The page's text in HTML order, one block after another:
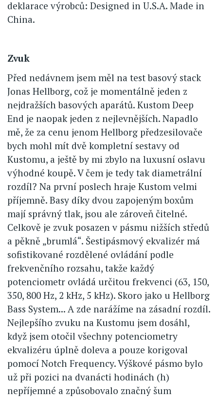
deklarace výrobců: Designed in U.S.A. Made in
China.
Zvuk
Před nedávnem jsem měl na test basový stack
Jonas Hellborg, což je momentálně jeden z
nejdražších basových aparátů. Kustom Deep
End je naopak jeden z nejlevnějších. Napadlo
mě, že za cenu jenom Hellborg předzesilovače
bych mohl mít dvě kompletní sestavy od
Kustomu, a ještě by mi zbylo na luxusní oslavu
výhodné koupě. V čem je tedy tak diametrální
rozdíl? Na první poslech hraje Kustom velmi
příjemně. Basy díky dvou zapojeným boxům
mají správný tlak, jsou ale zároveň čitelné.
Celkově je zvuk posazen v pásmu nižších středů
a pěkně „brumlá“. Šestipásmový ekvalizér má
sofistikované rozdělené ovládání podle
frekvenčního rozsahu, takže každý
potenciometr ovládá určitou frekvenci (63, 150,
350, 800 Hz, 2 kHz, 5 kHz). Skoro jako u Hellborg
Bass System... A zde narážíme na zásadní rozdíl.
Nejlepšího zvuku na Kustomu jsem dosáhl,
když jsem otočil všechny potenciometry
ekvalizéru úplně doleva a pouze korigoval
pomocí Notch Frequency. Výškové pásmo bylo
už při pozici na dvanácti hodinách (h)
nepříjemné a způsobovalo značný šum